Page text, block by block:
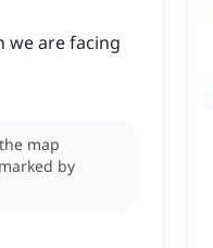
we are facing
map
by